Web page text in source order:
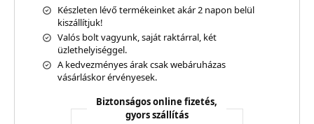
Készleten lévő termékeinket akár 2 napon belül
kiszállítjuk!
Valós bolt vagyunk, saját raktárral, két
üzlethelyiséggel.
A kedvezményes árak csak webáruházas
vásárláskor érvényesek.
Biztonságos online fizetés,
gyors szállítás